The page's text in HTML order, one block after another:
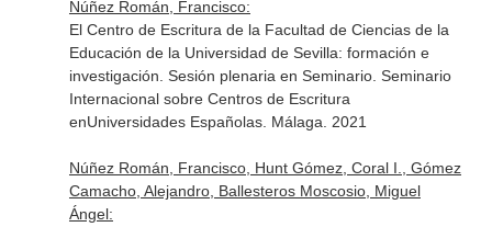
Núñez Román, Francisco:
El Centro de Escritura de la Facultad de Ciencias de la
Educación de la Universidad de Sevilla: formación e
investigación. Sesión plenaria en Seminario. Seminario
Internacional sobre Centros de Escritura
enUniversidades Españolas. Málaga. 2021
Núñez Román, Francisco, Hunt Gómez, Coral I., Gómez
Camacho, Alejandro, Ballesteros Moscosio, Miguel
Ángel: